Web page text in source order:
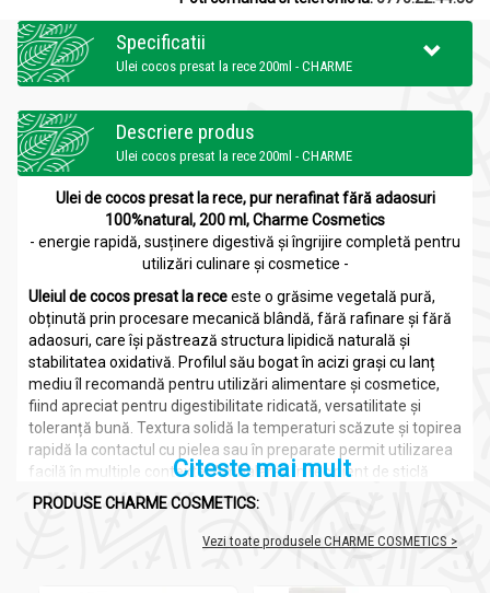
Specificatii
Ulei cocos presat la rece 200ml - CHARME
Descriere produs
Ulei cocos presat la rece 200ml - CHARME
Ulei de cocos presat la rece, pur nerafinat fără adaosuri
100%natural, 200 ml, Charme Cosmetics
- energie rapidă, susținere digestivă și îngrijire completă pentru
utilizări culinare și cosmetice -
Uleiul de cocos presat la receeste o grăsime vegetală pură,
obținută prin procesare mecanică blândă, fără rafinare și fără
adaosuri, care își păstrează structura lipidică naturală și
stabilitatea oxidativă. Profilul său bogat în acizi grași cu lanț
mediu îl recomandă pentru utilizări alimentare și cosmetice,
fiind apreciat pentru digestibilitate ridicată, versatilitate și
toleranță bună. Textura solidă la temperaturi scăzute și topirea
rapidă la contactul cu pielea sau în preparate permit utilizarea
facilă în multiple contexte. Ambalarea în recipient de sticlă
contribuie la menținerea calității și la protecția conținutului.
fructului Cocos nucifera, utilizat de secole în alimentație,
Citeste mai mult
PRODUSE CHARME COSMETICS:
Vezi toate produsele CHARME COSMETICS >